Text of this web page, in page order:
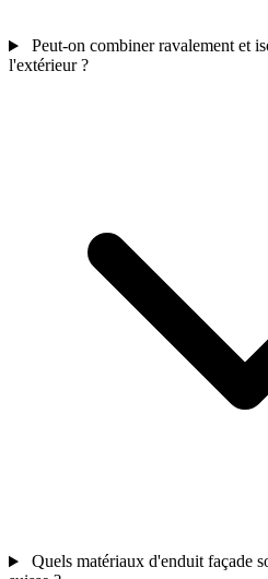
Peut-on combiner ravalement et
l'extérieur ?
Quels matériaux d'enduit façade